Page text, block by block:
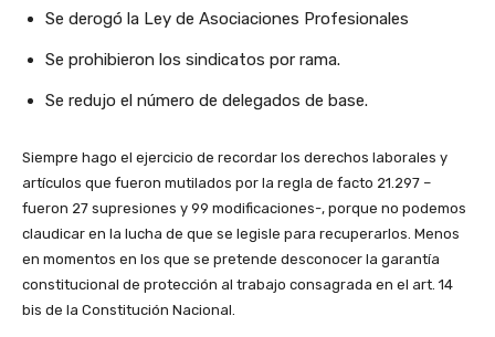
Se derogó la Ley de Asociaciones Profesionales
Se prohibieron los sindicatos por rama.
Se redujo el número de delegados de base.
Siempre hago el ejercicio de recordar los derechos laborales y
artículos que fueron mutilados por la regla de facto 21.297 –
fueron 27 supresiones y 99 modificaciones-, porque no podemos
claudicar en la lucha de que se legisle para recuperarlos. Menos
en momentos en los que se pretende desconocer la garantía
constitucional de protección al trabajo consagrada en el art. 14
bis de la Constitución Nacional.